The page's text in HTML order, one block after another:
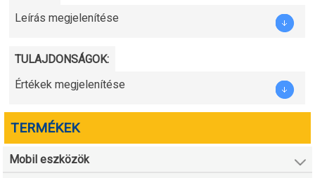
Leírás megjelenítése
TULAJDONSÁGOK:
Értékek megjelenítése
TERMÉKEK
Mobil eszközök